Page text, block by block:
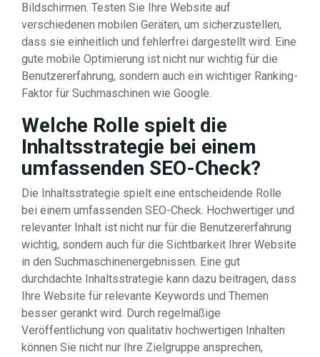
Bildschirmen. Testen Sie Ihre Website auf
verschiedenen mobilen Geräten, um sicherzustellen,
dass sie einheitlich und fehlerfrei dargestellt wird. Eine
gute mobile Optimierung ist nicht nur wichtig für die
Benutzererfahrung, sondern auch ein wichtiger Ranking-
Faktor für Suchmaschinen wie Google.
Welche Rolle spielt die
Inhaltsstrategie bei einem
umfassenden SEO-Check?
Die Inhaltsstrategie spielt eine entscheidende Rolle
bei einem umfassenden SEO-Check. Hochwertiger und
relevanter Inhalt ist nicht nur für die Benutzererfahrung
wichtig, sondern auch für die Sichtbarkeit Ihrer Website
in den Suchmaschinenergebnissen. Eine gut
durchdachte Inhaltsstrategie kann dazu beitragen, dass
Ihre Website für relevante Keywords und Themen
besser gerankt wird. Durch regelmäßige
Veröffentlichung von qualitativ hochwertigen Inhalten
können Sie nicht nur Ihre Zielgruppe ansprechen,